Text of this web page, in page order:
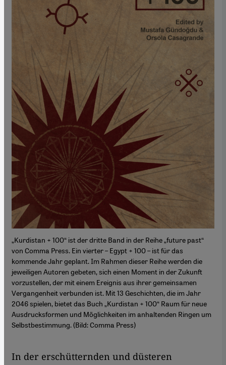
„Kurdistan + 100“ ist der dritte Band in der Reihe „future past“
von Comma Press. Ein vierter – Egypt + 100 – ist für das
kommende Jahr geplant. Im Rahmen dieser Reihe werden die
jeweiligen Autoren gebeten, sich einen Moment in der Zukunft
vorzustellen, der mit einem Ereignis aus ihrer gemeinsamen
Vergangenheit verbunden ist. Mit 13 Geschichten, die im Jahr
2046 spielen, bietet das Buch „Kurdistan + 100“ Raum für neue
Ausdrucksformen und Möglichkeiten im anhaltenden Ringen um
Selbstbestimmung. (Bild: Comma Press)
In der erschütternden und düsteren